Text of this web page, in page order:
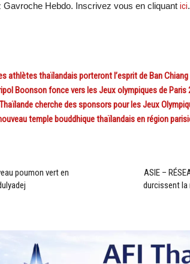
Hebdo. Inscrivez vous en cliquant ici.
athlètes thaïlandais porteront l’esprit de Ban
Boonson fonce vers les Jeux olympiques de Paris
cherche des sponsors pour les Jeux
temple bouddhique thaïlandais en région
poumon vert en
ASIE –
durcissent la